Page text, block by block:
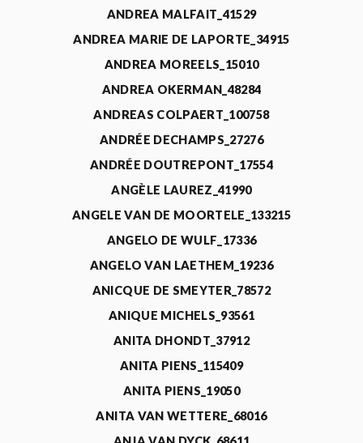
ANDREA MALFAIT_41529
ANDREA MARIE DE LAPORTE_34915
ANDREA MOREELS_15010
ANDREA OKERMAN_48284
ANDREAS COLPAERT_100758
ANDRÉE DECHAMPS_27276
ANDRÉE DOUTREPONT_17554
ANGÈLE LAUREZ_41990
ANGELE VAN DE MOORTELE_133215
ANGELO DE WULF_17336
ANGELO VAN LAETHEM_19236
ANICQUE DE SMEYTER_78572
ANIQUE MICHELS_93561
ANITA DHONDT_37912
ANITA PIENS_115409
ANITA PIENS_19050
ANITA VAN WETTERE_68016